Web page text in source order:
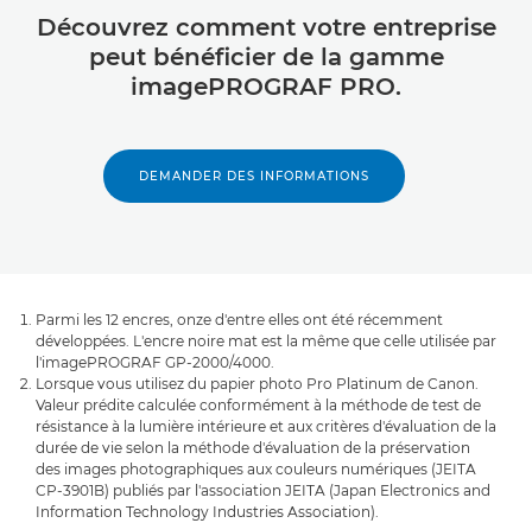
Découvrez comment votre entreprise
peut bénéficier de la gamme
imagePROGRAF PRO.
DEMANDER DES INFORMATIONS
Parmi les 12 encres, onze d'entre elles ont été récemment
développées. L'encre noire mat est la même que celle utilisée par
l'imagePROGRAF GP-2000/4000.
Lorsque vous utilisez du papier photo Pro Platinum de Canon.
Valeur prédite calculée conformément à la méthode de test de
résistance à la lumière intérieure et aux critères d'évaluation de la
durée de vie selon la méthode d'évaluation de la préservation
des images photographiques aux couleurs numériques (JEITA
CP-3901B) publiés par l'association JEITA (Japan Electronics and
Information Technology Industries Association).